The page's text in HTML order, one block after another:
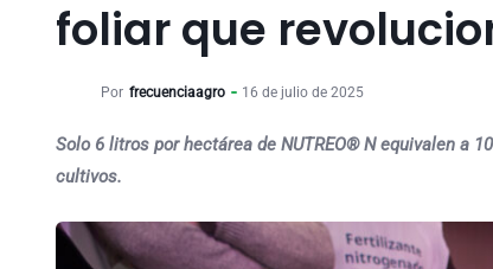
foliar que
Por frecuenciaagro 16 de julio de 2025
Solo 6 litros por hectárea de NUTREO® N equivalen
cultivos.